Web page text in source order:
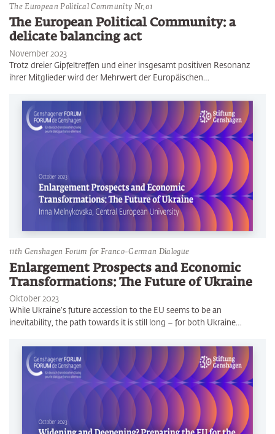
The European Political Community Nr.01
The European Political Community: a
delicate balancing act
November 2023
Trotz dreier Gipfeltreffen und einer insgesamt positiven Resonanz
ihrer Mitglieder wird der Mehrwert der Europäischen…
11th Genshagen Forum for Franco-German Dialogue
Enlargement Prospects and Economic
Transformations: The Future of Ukraine
Oktober 2023
While Ukraine’s future accession to the EU seems to be an
inevitability, the path towards it is still long – for both Ukraine…